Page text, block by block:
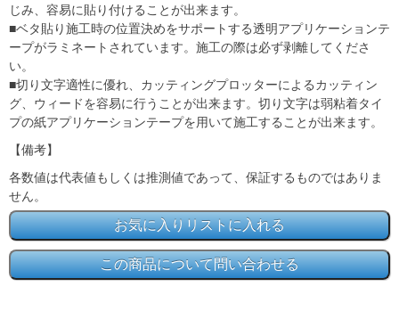
じみ、容易に貼り付けることが出来ます。
■ベタ貼り施工時の位置決めをサポートする透明アプリケーションテ
ープがラミネートされています。施工の際は必ず剥離してくださ
い。
■切り文字適性に優れ、カッティングプロッターによるカッティン
グ、ウィードを容易に行うことが出来ます。切り文字は弱粘着タイ
プの紙アプリケーションテープを用いて施工することが出来ます。
【備考】
各数値は代表値もしくは推測値であって、保証するものではありま
せん。